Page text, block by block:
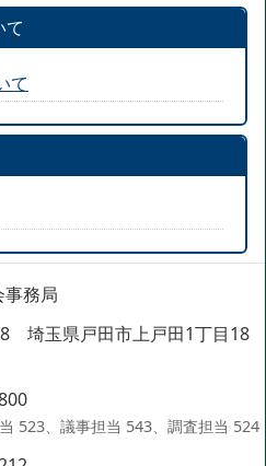
て
て
事務局
埼玉県戸田市上戸田1丁目18
523、議事担当 543、調査担当 524